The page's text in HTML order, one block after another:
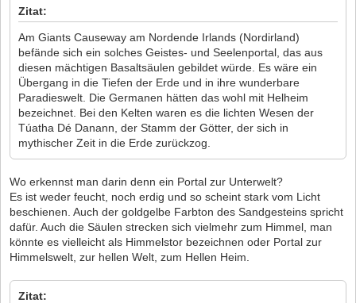
Zitat:
Am Giants Causeway am Nordende Irlands (Nordirland)
befände sich ein solches Geistes- und Seelenportal, das aus
diesen mächtigen Basaltsäulen gebildet würde. Es wäre ein
Übergang in die Tiefen der Erde und in ihre wunderbare
Paradieswelt. Die Germanen hätten das wohl mit Helheim
bezeichnet. Bei den Kelten waren es die lichten Wesen der
Túatha Dé Danann, der Stamm der Götter, der sich in
mythischer Zeit in die Erde zurückzog.
Wo erkennst man darin denn ein Portal zur Unterwelt?
Es ist weder feucht, noch erdig und so scheint stark vom Licht
beschienen. Auch der goldgelbe Farbton des Sandgesteins spricht
dafür. Auch die Säulen strecken sich vielmehr zum Himmel, man
könnte es vielleicht als Himmelstor bezeichnen oder Portal zur
Himmelswelt, zur hellen Welt, zum Hellen Heim.
Zitat: